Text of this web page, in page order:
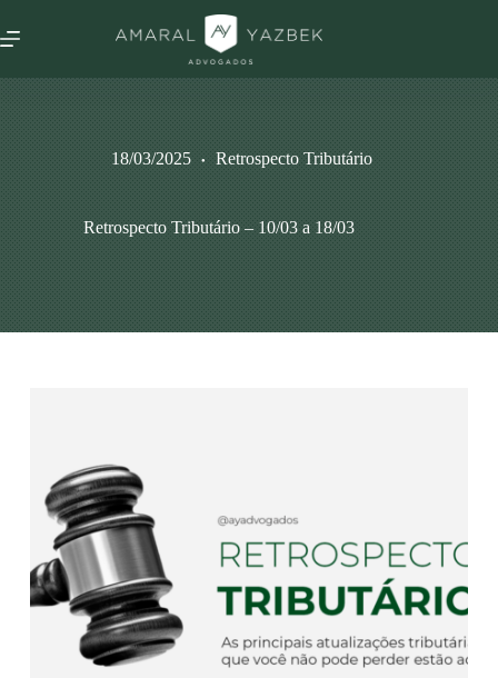
18/03/2025 Retrospecto Tributário
Retrospecto Tributário – 10/03 a 18/03